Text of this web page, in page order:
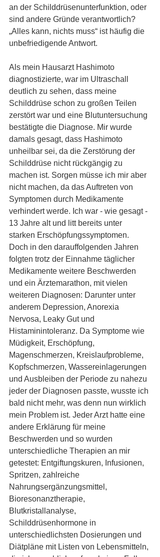
an der Schilddrüsenunterfunktion, oder
sind andere Gründe verantwortlich?
„Alles kann, nichts muss“ ist häufig die
unbefriedigende Antwort.
Als mein Hausarzt Hashimoto
diagnostizierte, war im Ultraschall
deutlich zu sehen, dass meine
Schilddrüse schon zu großen Teilen
zerstört war und eine Blutuntersuchung
bestätigte die Diagnose. Mir wurde
damals gesagt, dass Hashimoto
unheilbar sei, da die Zerstörung der
Schilddrüse nicht rückgängig zu
machen ist. Sorgen müsse ich mir aber
nicht machen, da das Auftreten von
Symptomen durch Medikamente
verhindert werde. Ich war - wie gesagt -
13 Jahre alt und litt bereits unter
starken Erschöpfungssymptomen.
Doch in den darauffolgenden Jahren
folgten trotz der Einnahme täglicher
Medikamente weitere Beschwerden
und ein Ärztemarathon, mit vielen
weiteren Diagnosen: Darunter unter
anderem Depression, Anorexia
Nervosa, Leaky Gut und
Histaminintoleranz. Da Symptome wie
Müdigkeit, Erschöpfung,
Magenschmerzen, Kreislaufprobleme,
Kopfschmerzen, Wassereinlagerungen
und Ausbleiben der Periode zu nahezu
jeder der Diagnosen passte, wusste ich
bald nicht mehr, was denn nun wirklich
mein Problem ist. Jeder Arzt hatte eine
andere Erklärung für meine
Beschwerden und so wurden
unterschiedliche Therapien an mir
getestet: Entgiftungskuren, Infusionen,
Spritzen, zahlreiche
Nahrungsergänzungsmittel,
Bioresonanztherapie,
Blutkristallanalyse,
Schilddrüsenhormone in
unterschiedlichsten Dosierungen und
Diätpläne mit Listen von Lebensmitteln,